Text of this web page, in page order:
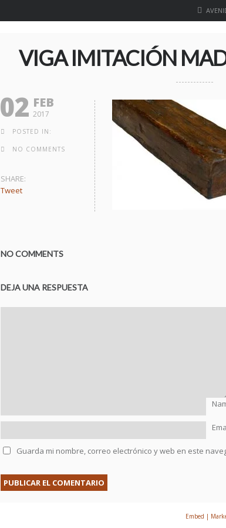
VIGA IMITACIÓN
02 FEB
2017
POSTED IN:
NO COMMENTS
SHARE:
Tweet
NO COMMENTS
DEJA UNA RESPUESTA
Guarda mi nombre, correo electrónico y web en este
Embed |